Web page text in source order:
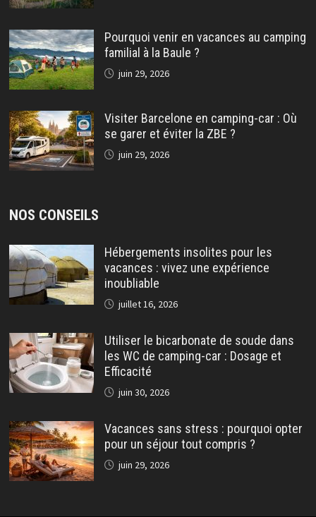
Pourquoi venir en vacances au camping
familial à la Baule ?
juin 29, 2026
Visiter Barcelone en camping-car : Où
se garer et éviter la ZBE ?
juin 29, 2026
NOS CONSEILS
Hébergements insolites pour les
vacances : vivez une expérience
inoubliable
juillet 16, 2026
Utiliser le bicarbonate de soude dans
les WC de camping-car : Dosage et
Efficacité
juin 30, 2026
Vacances sans stress : pourquoi opter
pour un séjour tout compris ?
juin 29, 2026